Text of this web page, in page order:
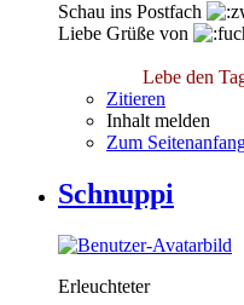
Schau ins Postfach
Liebe Grüße von
Lebe den
Zitieren
Inhalt melden
Zum
Schnuppi
Erleuchteter